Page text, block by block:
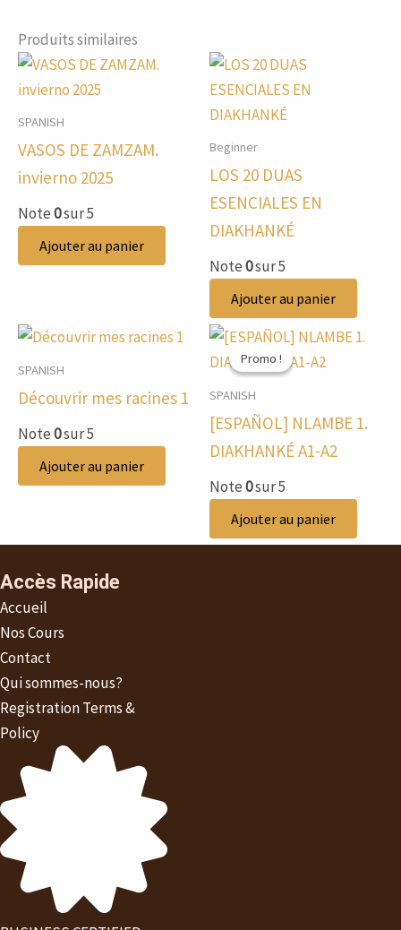
Produits similaires
SPANISH
VASOS DE ZAMZAM.
invierno 2025
Note0sur 5
Ajouter au panier
Beginner
LOS 20 DUAS
ESENCIALES EN
DIAKHANKÉ
Note0sur 5
Ajouter au panier
SPANISH
Découvrir mes racines 1
Note0sur 5
Ajouter au panier
Promo !
Promo !
SPANISH
[ESPAÑOL] NLAMBE 1.
DIAKHANKÉ A1-A2
Note0sur 5
Ajouter au panier
Accès Rapide
Accueil
Nos Cours
Contact
Qui sommes-nous?
Registration Terms &
Policy